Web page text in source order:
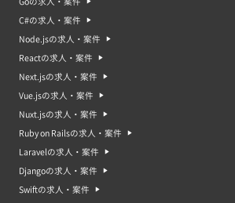
C#の求人・案件
Node.jsの求人・案件
Reactの求人・案件
Next.jsの求人・案件
Vue.jsの求人・案件
Nuxt.jsの求人・案件
Ruby on Railsの求人・案件
Laravelの求人・案件
Djangoの求人・案件
Swiftの求人・案件